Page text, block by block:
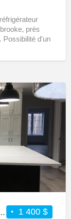
près
Possibilité d'un
1 400 $
style condo à louer